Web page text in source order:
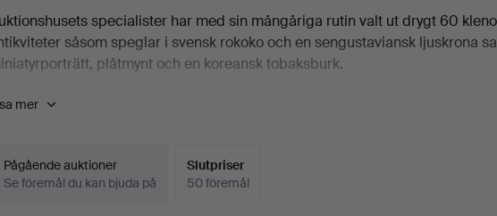
specialister har med sin mångåriga rutin valt ut drygt 60
såsom speglar i svensk rokoko och en sengustaviansk ljuskrona
plåtmynt och en koreansk tobaksburk.
silverservis för te och kaffe är en dyrgrip för exklusiva fikastunder. På en
till Auktionshuset Kolonn!
mer
Pågående auktioner
Se föremål du kan bjuda på
Slutpriser
50 föremål